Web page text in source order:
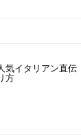
気イタリアン直伝
方